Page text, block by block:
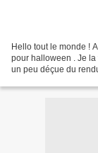
Hello tout le monde !
pour halloween . Je
un peu déçue du